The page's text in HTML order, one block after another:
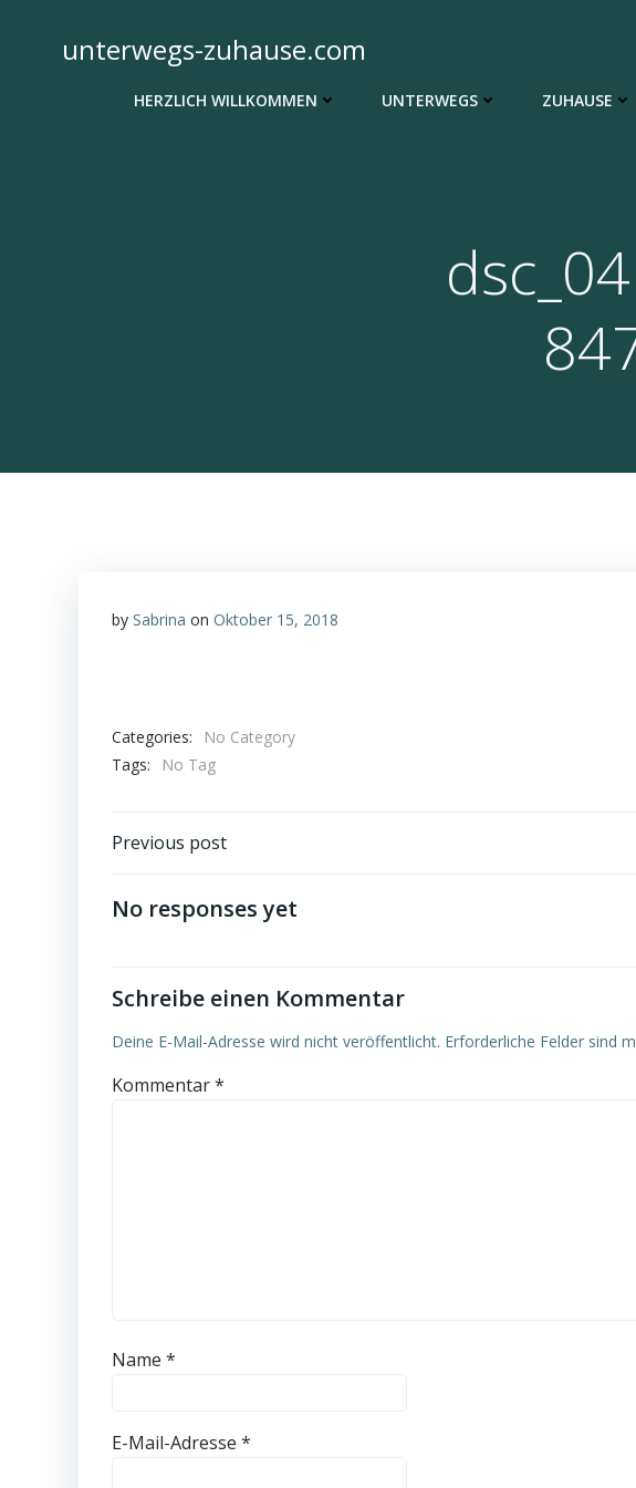
springenunterwegs-zuhause.com
HERZLICH WILLKOMMEN UNTERWEGS ZUHAUSE
by Sabrina on Oktober 15, 2018
Categories:
No Category
Tags:
No Tag
Post
navigation
Previous post
No responses yet
Schreibe einen Kommentar
Deine E-Mail-Adresse wird nicht veröffentlicht. Erforderliche Felder sind
Kommentar*
Name *
E-Mail-Adresse *